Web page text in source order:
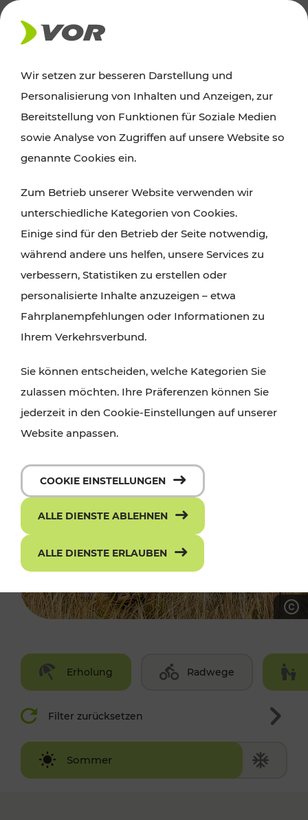
AKTUELLES
Ausflugstipps
Wien, Niederösterreich und das Burgenland
Wanderungen, Kultur und Gastronomie,
Radtouren oder purer Naturgenuss – viele
Attraktionen sind mit den Ticket- und Fahrplan-
Angeboten des VOR gut und schnell erreichbar.
Erholung Radwege
Filter zurücksetzen
Sommer
Winter
Wir setzen zur besseren Darstellung und
Personalisierung von Inhalten und Anzeigen, zur
Bereitstellung von Funktionen für Soziale Medien
sowie Analyse von Zugriffen auf unsere Website so
genannte Cookies ein.
Zum Betrieb unserer Website verwenden wir
unterschiedliche Kategorien von Cookies.
Einige sind für den Betrieb der Seite notwendig,
während andere uns helfen, unsere Services zu
verbessern, Statistiken zu erstellen oder
personalisierte Inhalte anzuzeigen – etwa
Fahrplanempfehlungen oder Informationen zu
Ihrem Verkehrsverbund.
Sie können entscheiden, welche Kategorien Sie
zulassen möchten. Ihre Präferenzen können Sie
jederzeit in den Cookie-Einstellungen auf unserer
Website anpassen.
COOKIE EINSTELLUNGEN
ALLE DIENSTE ABLEHNEN
ALLE DIENSTE ERLAUBEN